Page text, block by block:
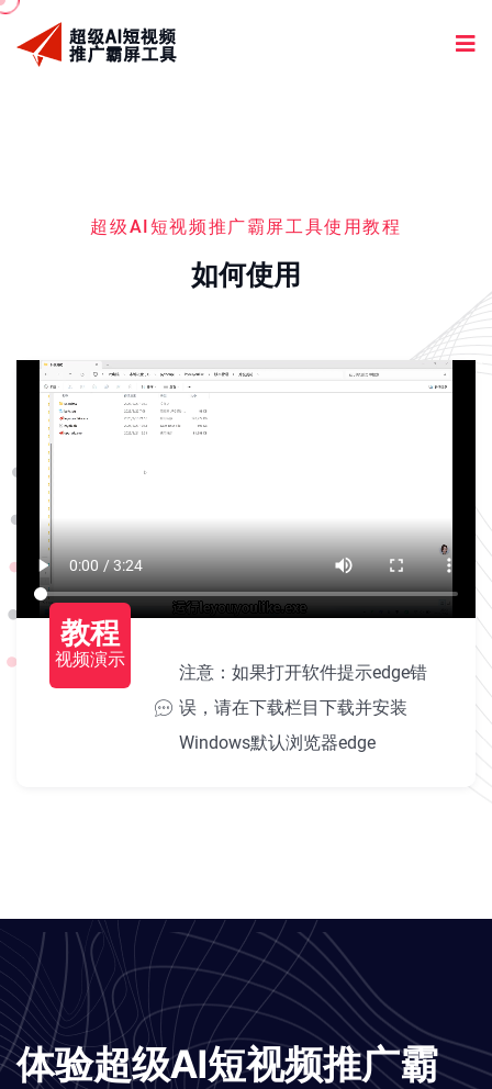
超级AI短视频推广霸屏工具使用教程
如何使用
教程
视频演示
注意：如果打开软件提示edge错
误，请在下载栏目下载并安装
Windows默认浏览器edge
体验超级AI短视频推广霸